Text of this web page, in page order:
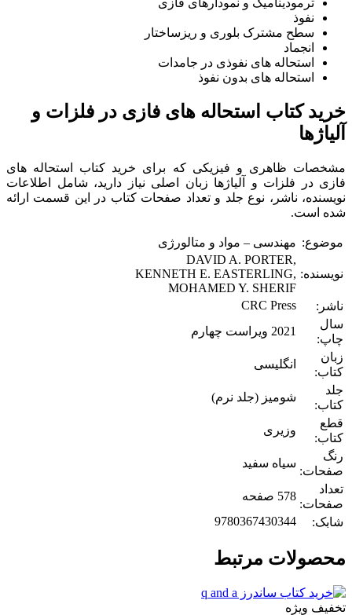
ترمودینامیک و نمودارهای فازی
نفوذ
سطح مشترک بلوری و ریزساختار
انجماد
استحاله های نفوذی در جامدات
استحاله های بدون نفوذ
خرید کتاب استحاله های فازی در فلزات و
آلیاژها
مشخصات ظاهری و فیزیکی که برای خرید کتاب استحاله های
فازی در فلزات و آلیاژها زبان اصلی نیاز دارید، شامل اطلاعات
نویسنده، ناشر، نوع جلد و تعداد صفحات کتاب در این قسمت ارائه
شده است.
موضوع: مهندسی – مواد و متالورژی
نویسنده:
DAVID A. PORTER,
KENNETH E. EASTERLING,
MOHAMED Y. SHERIF
ناشر:
CRC Press
سال
چاپ:
2021 ویراست چهارم
زبان
کتاب:
انگلیسی
جلد
کتاب:
شومیز (جلد نرم)
قطع
کتاب:
وزیری
رنگ
صفحات:
سیاه سفید
تعداد
صفحات:
578 صفحه
شابک:
9780367430344
محصولات مرتبط
تخفیف ویژه